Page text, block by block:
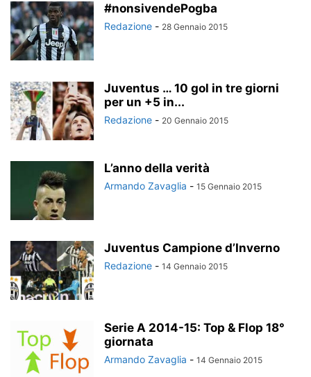
#nonsivendePogba
Redazione - 28 Gennaio 2015
Juventus … 10 gol in tre giorni
per un +5 in...
Redazione - 20 Gennaio 2015
L’anno della verità
Armando Zavaglia - 15 Gennaio 2015
Juventus Campione d’Inverno
Redazione - 14 Gennaio 2015
Serie A 2014-15: Top & Flop 18°
giornata
Armando Zavaglia - 14 Gennaio 2015